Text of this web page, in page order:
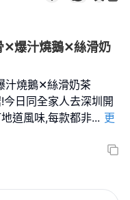
✕爆汁燒鵝✕絲滑奶
汁燒鵝✕絲滑奶茶
日同全家人去深圳開
道風味,每款都非... 更